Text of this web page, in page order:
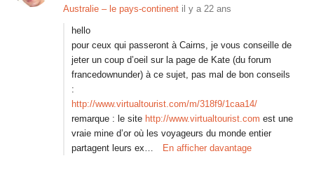
Australie – le pays-continent il y a 22 ans
hello
pour ceux qui passeront à Cairns, je vous conseille de
jeter un coup d’oeil sur la page de Kate (du forum
francedownunder) à ce sujet, pas mal de bon conseils
:
http://www.virtualtourist.com/m/318f9/1caa14/
remarque : le site http://www.virtualtourist.com est une
vraie mine d’or où les voyageurs du monde entier
partagent leurs ex…
En afficher davantage